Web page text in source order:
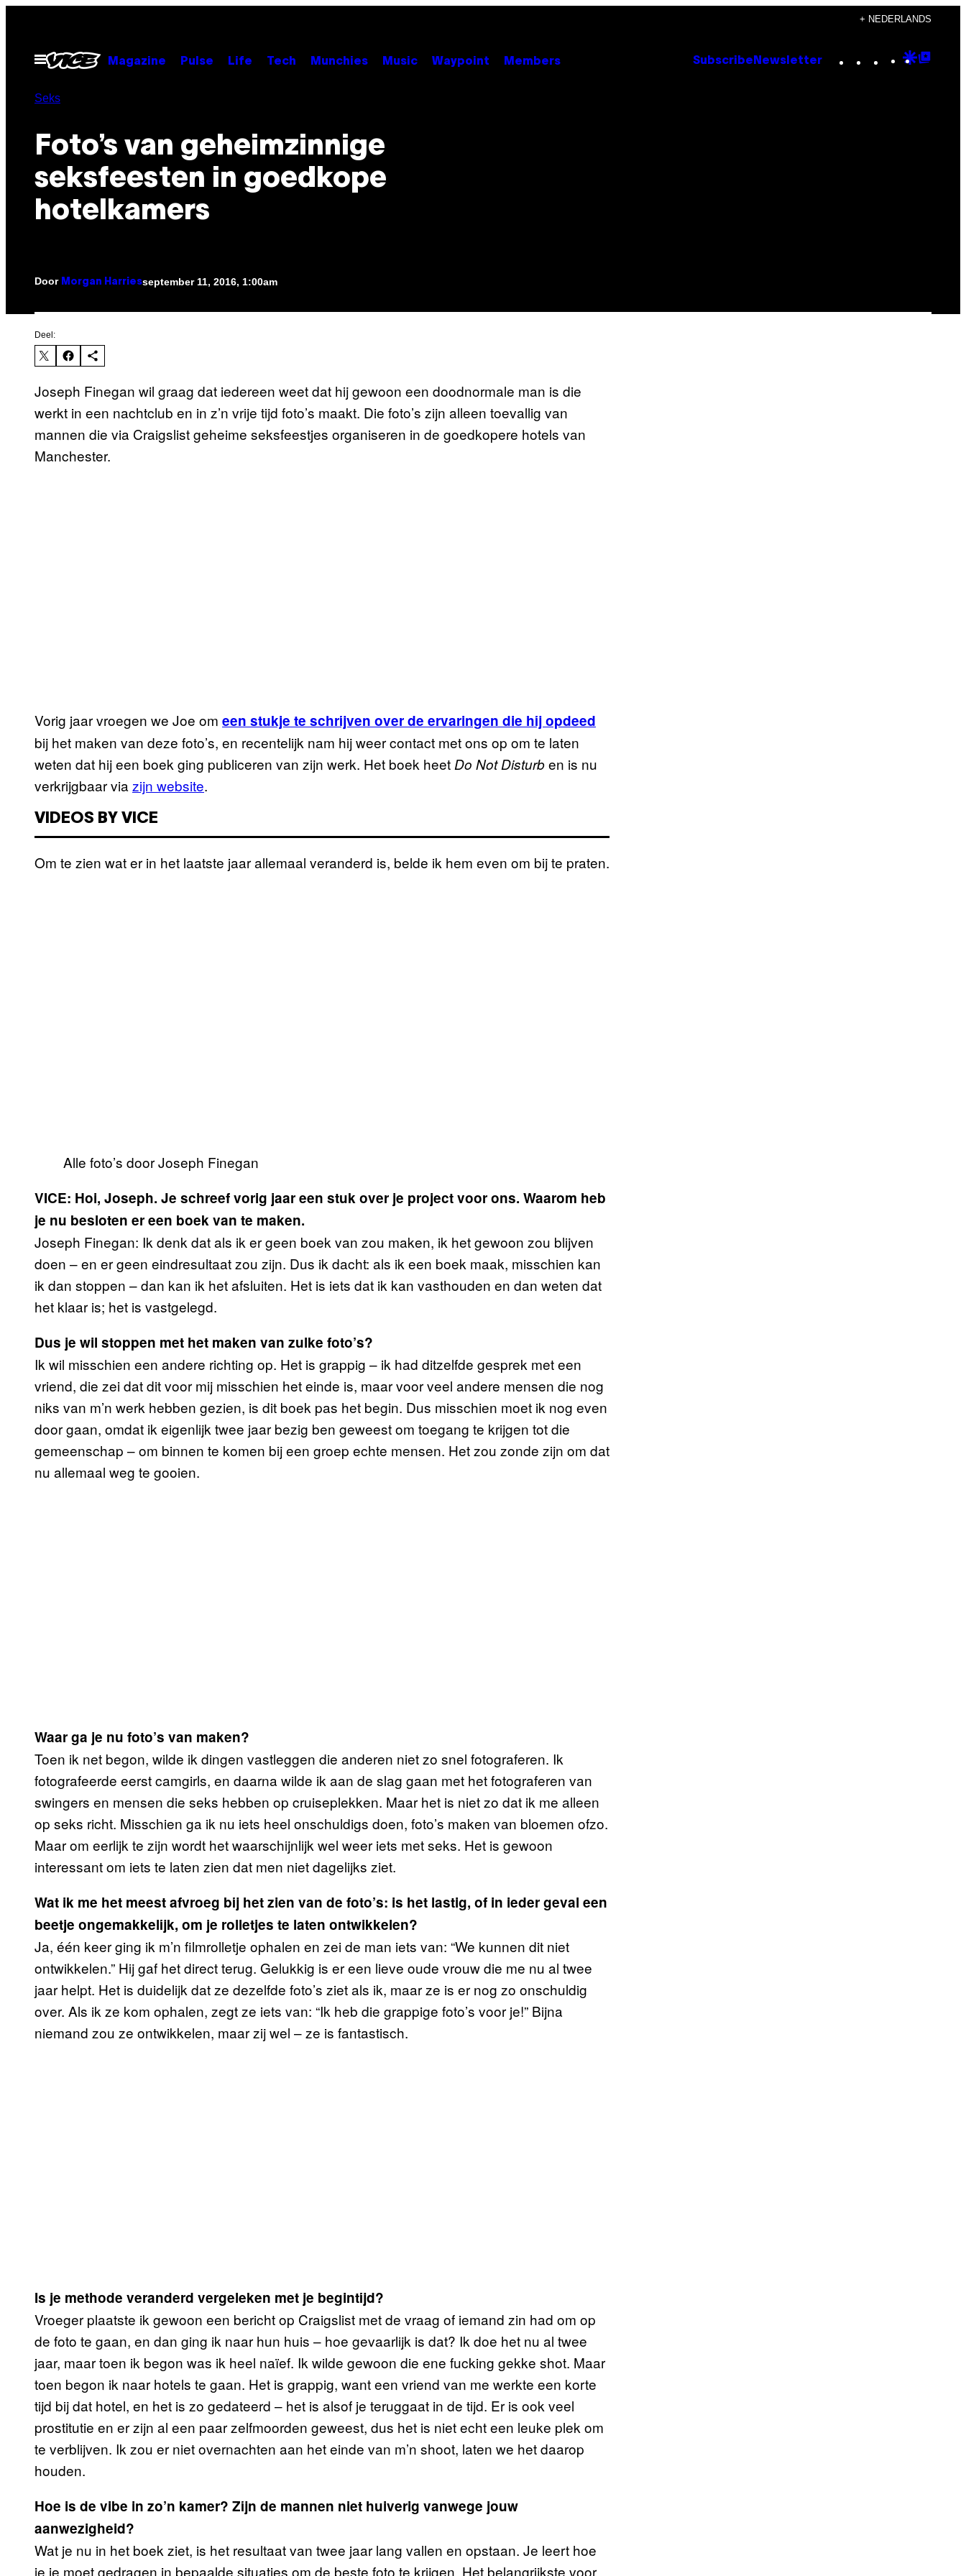
+ NEDERLANDS
Open
menu
Magazine Pulse Life Tech Munchies Music Waypoint Members Subscribe Newsletter Instagram
TikTok
YouTube
Google
Seks
Foto’s van geheimzinnige
seksfeesten in goedkope
hotelkamers
Door Morgan Harriesseptember 11, 2016, 1:00am
Deel:
Joseph Finegan wil graag dat iedereen weet dat hij gewoon een doodnormale man is die
werkt in een nachtclub en in z’n vrije tijd foto’s maakt. Die foto’s zijn alleen toevallig van
mannen die via Craigslist geheime seksfeestjes organiseren in de goedkopere hotels van
Manchester.
Vorig jaar vroegen we Joe om een stukje te schrijven over de ervaringen die hij opdeed
bij het maken van deze foto’s, en recentelijk nam hij weer contact met ons op om te laten
weten dat hij een boek ging publiceren van zijn werk. Het boek heetDo Not Disturben is nu
verkrijgbaar via zijn website.
VIDEOS BY VICE
Om te zien wat er in het laatste jaar allemaal veranderd is, belde ik hem even om bij te praten.
Alle foto’s door Joseph Finegan
VICE: Hoi, Joseph. Je schreef vorig jaar een stuk over je project voor ons. Waarom heb
je nu besloten er een boek van te maken.
Joseph Finegan: Ik denk dat als ik er geen boek van zou maken, ik het gewoon zou blijven
doen – en er geen eindresultaat zou zijn. Dus ik dacht: als ik een boek maak, misschien kan
ik dan stoppen – dan kan ik het afsluiten. Het is iets dat ik kan vasthouden en dan weten dat
het klaar is; het is vastgelegd.
Dus je wil stoppen met het maken van zulke foto’s?
Ik wil misschien een andere richting op. Het is grappig – ik had ditzelfde gesprek met een
vriend, die zei dat dit voor mij misschien het einde is, maar voor veel andere mensen die nog
niks van m’n werk hebben gezien, is dit boek pas het begin. Dus misschien moet ik nog even
door gaan, omdat ik eigenlijk twee jaar bezig ben geweest om toegang te krijgen tot die
gemeenschap – om binnen te komen bij een groep echte mensen. Het zou zonde zijn om dat
nu allemaal weg te gooien.
Waar ga je nu foto’s van maken?
Toen ik net begon, wilde ik dingen vastleggen die anderen niet zo snel fotograferen. Ik
fotografeerde eerst camgirls, en daarna wilde ik aan de slag gaan met het fotograferen van
swingers en mensen die seks hebben op cruiseplekken. Maar het is niet zo dat ik me alleen
op seks richt. Misschien ga ik nu iets heel onschuldigs doen, foto’s maken van bloemen ofzo.
Maar om eerlijk te zijn wordt het waarschijnlijk wel weer iets met seks. Het is gewoon
interessant om iets te laten zien dat men niet dagelijks ziet.
Wat ik me het meest afvroeg bij het zien van de foto’s: is het lastig, of in ieder geval een
beetje ongemakkelijk, om je rolletjes te laten ontwikkelen?
Ja, één keer ging ik m’n filmrolletje ophalen en zei de man iets van: “We kunnen dit niet
ontwikkelen.” Hij gaf het direct terug. Gelukkig is er een lieve oude vrouw die me nu al twee
jaar helpt. Het is duidelijk dat ze dezelfde foto’s ziet als ik, maar ze is er nog zo onschuldig
over. Als ik ze kom ophalen, zegt ze iets van: “Ik heb die grappige foto’s voor je!” Bijna
niemand zou ze ontwikkelen, maar zij wel – ze is fantastisch.
Is je methode veranderd vergeleken met je begintijd?
Vroeger plaatste ik gewoon een bericht op Craigslist met de vraag of iemand zin had om op
de foto te gaan, en dan ging ik naar hun huis – hoe gevaarlijk is dat? Ik doe het nu al twee
jaar, maar toen ik begon was ik heel naïef. Ik wilde gewoon die ene fucking gekke shot. Maar
toen begon ik naar hotels te gaan. Het is grappig, want een vriend van me werkte een korte
tijd bij dat hotel, en het is zo gedateerd – het is alsof je teruggaat in de tijd. Er is ook veel
prostitutie en er zijn al een paar zelfmoorden geweest, dus het is niet echt een leuke plek om
te verblijven. Ik zou er niet overnachten aan het einde van m’n shoot, laten we het daarop
houden.
Hoe is de vibe in zo’n kamer? Zijn de mannen niet huiverig vanwege jouw
aanwezigheid?
Wat je nu in het boek ziet, is het resultaat van twee jaar lang vallen en opstaan. Je leert hoe
je je moet gedragen in bepaalde situaties om de beste foto te krijgen. Het belangrijkste voor